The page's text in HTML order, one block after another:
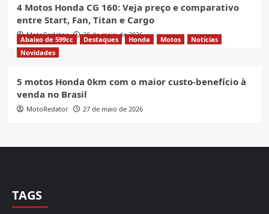
4 Motos Honda CG 160: Veja preço e comparativo
entre Start, Fan, Titan e Cargo
MotoRedator 28 de maio de 2026
Abaixo de 599cc Destaques Honda Motos
Notícias
Novidades
5 motos Honda 0km com o maior custo-benefício à
venda no Brasil
MotoRedator 27 de maio de 2026
TAGS